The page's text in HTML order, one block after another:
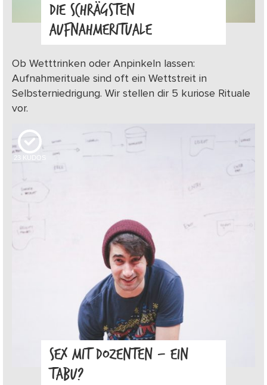
DIE SCHRÄGSTEN
AUFNAHMERITUALE
Ob Wetttrinken oder Anpinkeln lassen:
Aufnahmerituale sind oft ein Wettstreit in
Selbsterniedrigung. Wir stellen dir 5 kuriose Rituale
vor.
23 KUDOS
SEX MIT DOZENTEN – EIN
TABU?